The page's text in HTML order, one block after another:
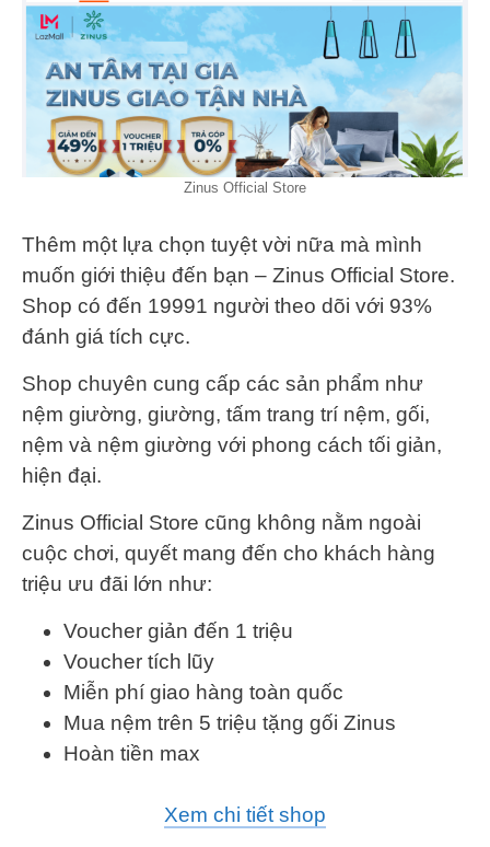
Zinus Official Store
Thêm một lựa chọn tuyệt vời nữa mà mình
muốn giới thiệu đến bạn – Zinus Official Store.
Shop có đến 19991 người theo dõi với 93%
đánh giá tích cực.
Shop chuyên cung cấp các sản phẩm như
nệm giường, giường, tấm trang trí nệm, gối,
nệm và nệm giường với phong cách tối giản,
hiện đại.
Zinus Official Store cũng không nằm ngoài
cuộc chơi, quyết mang đến cho khách hàng
triệu ưu đãi lớn như:
Voucher giản đến 1 triệu
Voucher tích lũy
Miễn phí giao hàng toàn quốc
Mua nệm trên 5 triệu tặng gối Zinus
Hoàn tiền max
Xem chi tiết shop